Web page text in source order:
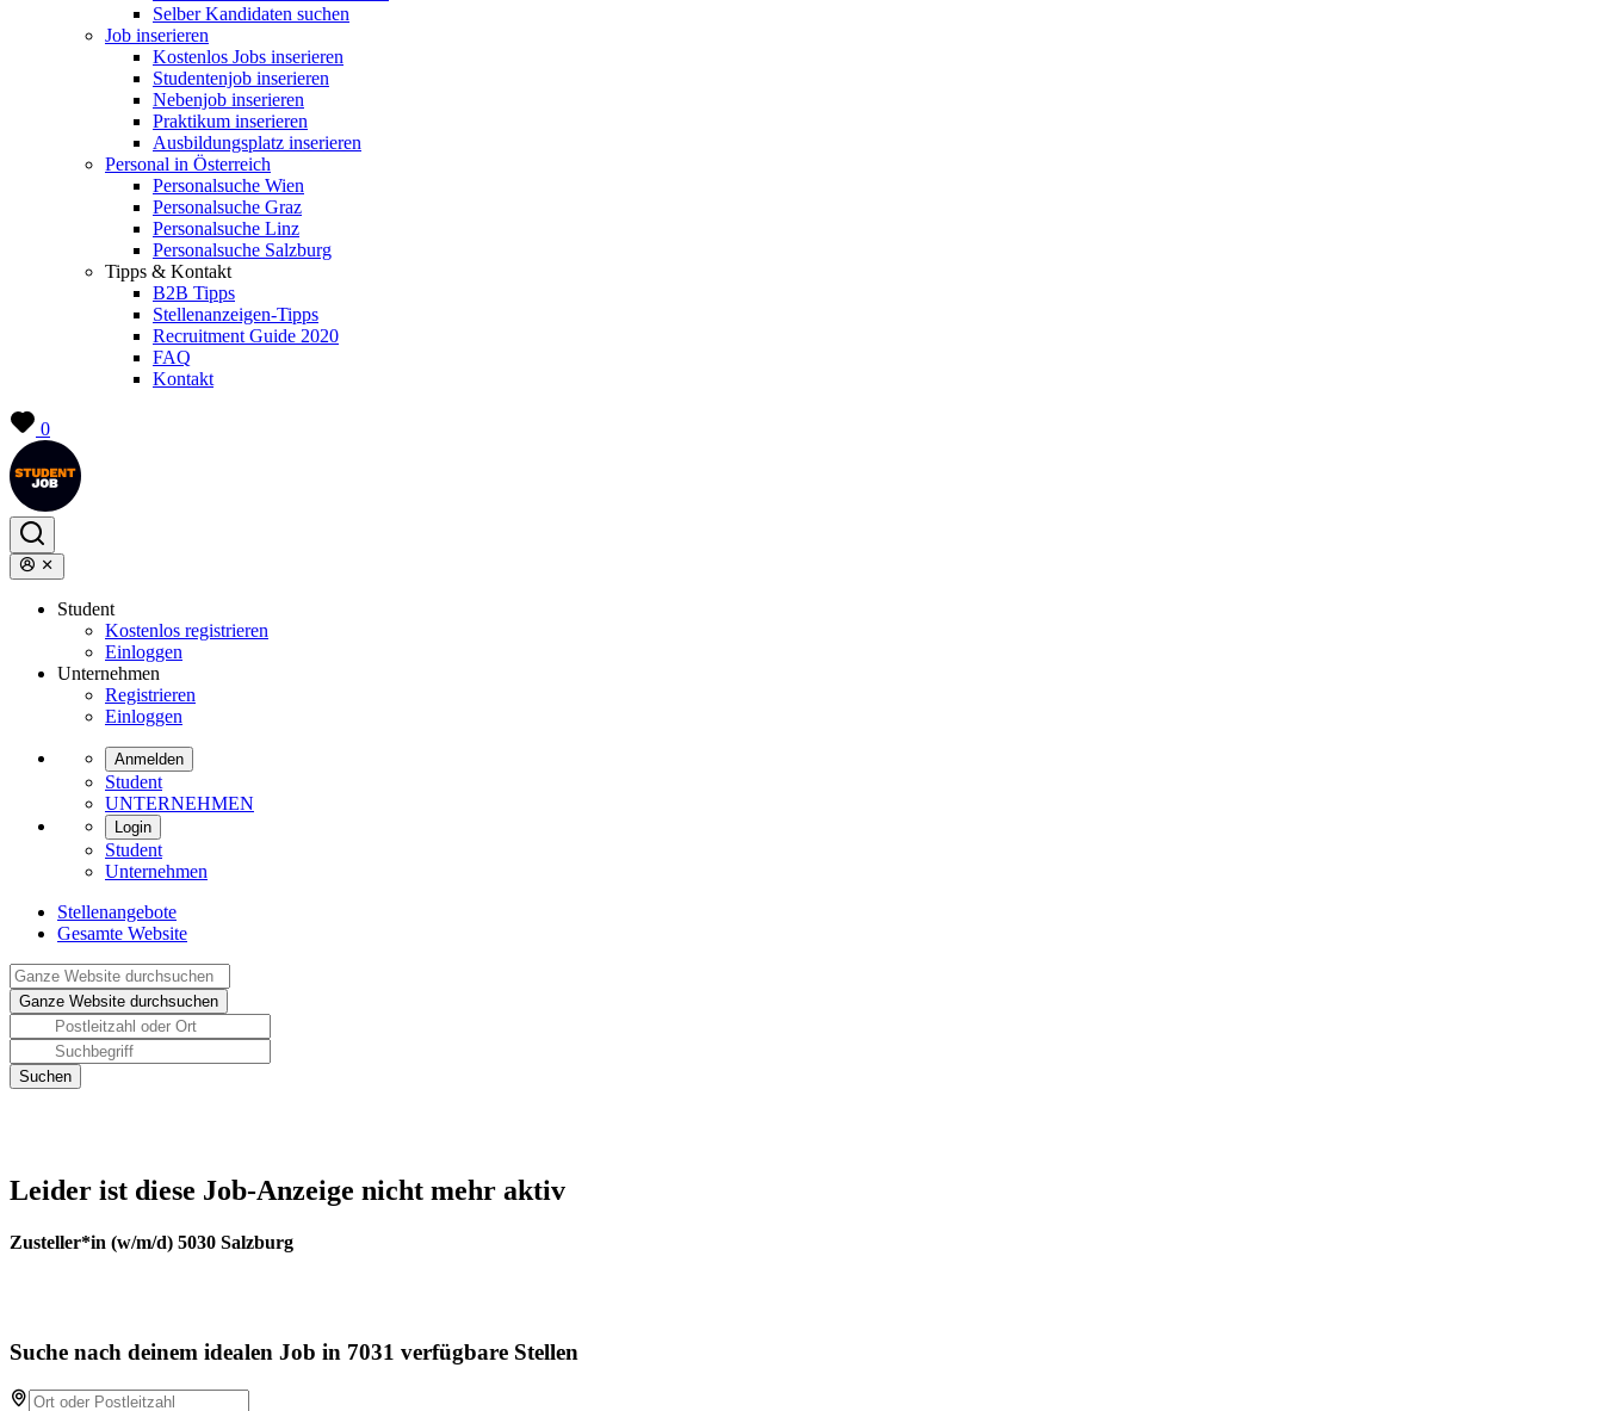
Selber Kandidaten suchen
Job inserieren
Kostenlos Jobs inserieren
Studentenjob inserieren
Nebenjob inserieren
Praktikum inserieren
Ausbildungsplatz inserieren
Personal in Österreich
Personalsuche Wien
Personalsuche Graz
Personalsuche Linz
Personalsuche Salzburg
Tipps & Kontakt
B2B Tipps
Stellenanzeigen-Tipps
Recruitment Guide 2020
FAQ
Kontakt
0
Student
Kostenlos registrieren
Einloggen
Unternehmen
Registrieren
Einloggen
Anmelden
Student
UNTERNEHMEN
Login
Student
Unternehmen
Stellenangebote
Gesamte Website
Leider ist diese Job-Anzeige nicht mehr aktiv
Zusteller*in (w/m/d) 5030 Salzburg
Suche nach deinem idealen Job in 7031 verfügbare Stellen